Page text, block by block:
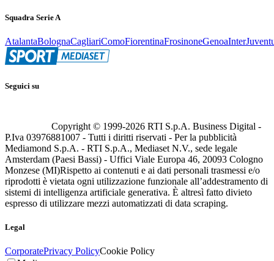
Squadra Serie A
AtalantaBolognaCagliariComoFiorentinaFrosinoneGenoaInter
Seguici su
Copyright © 1999-2026 RTI S.p.A. Business Digital -
P.Iva 03976881007 - Tutti i diritti riservati - Per la pubblicità
Mediamond S.p.A. - RTI S.p.A., Mediaset N.V., sede legale
Amsterdam (Paesi Bassi) - Uffici Viale Europa 46, 20093 Cologno
Monzese (MI)Rispetto ai contenuti e ai dati personali trasmessi e/o
riprodotti è vietata ogni utilizzazione funzionale all’addestramento di
sistemi di intelligenza artificiale generativa. È altresì fatto divieto
espresso di utilizzare mezzi automatizzati di data scraping.
Legal
CorporatePrivacy PolicyCookie Policy